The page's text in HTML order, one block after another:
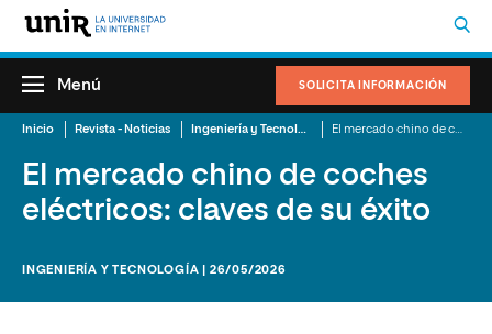
SOLICITA INFORMACIÓN
Menú
Inicio Revista - Noticias Ingeniería y Tecnología
El mercado chino de coches
eléctricos: claves de su éxito
INGENIERÍA Y TECNOLOGÍA | 26/05/2026